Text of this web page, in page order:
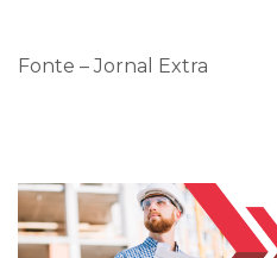
Fonte – Jornal Extra